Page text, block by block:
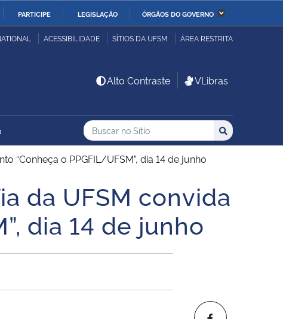
PARTICIPE LEGISLAÇÃO ÓRGÃOS DO GOVERNO
Ministério da Economia Ministério da Infraestrutura
Ministério da Ciência,
Tecnologia, Inovações e
Ministério da Mulher, da
Família e dos Direitos
Planalto
ACESSIBILIDADE SÍTIOS DA UFSM ÁREA RESTRITA
Alto Contraste VLibras
Busca
Buscar no no Sítio
Busca: Buscar
“Conheça o PPGFIL/UFSM”, dia 14 de junho
da UFSM convida
dia 14 de junho